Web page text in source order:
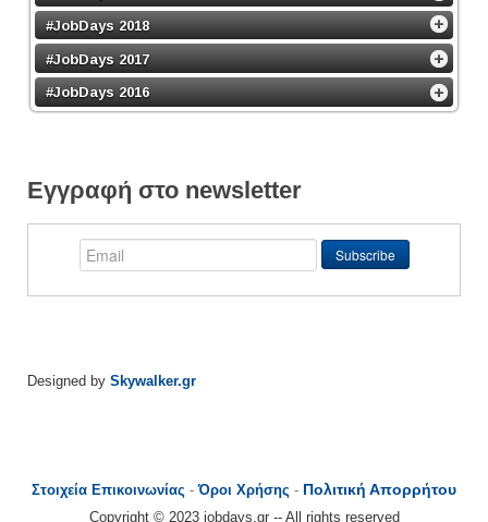
#JobDays 2018
#JobDays 2017
#JobDays 2016
Εγγραφή στο newsletter
Designed by Skywalker.gr
Στοιχεία Επικοινωνίας -Όροι Χρήσης - Πολιτική Απορρήτου
Copyright © 2023 jobdays.gr -- All rights reserved